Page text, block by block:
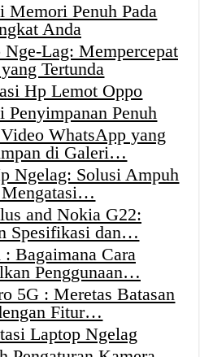
Memori Penuh Pada
Anda
Lag: Mempercepat
Tertunda
Hp Lemot Oppo
Penyimpanan Penuh
WhatsApp yang
di Galeri…
Ngelag: Solusi Ampuh
and Nokia G22:
Spesifikasi dan…
Bagaimana Cara
Penggunaan…
5G : Meretas Batasan
Fitur…
Laptop Ngelag